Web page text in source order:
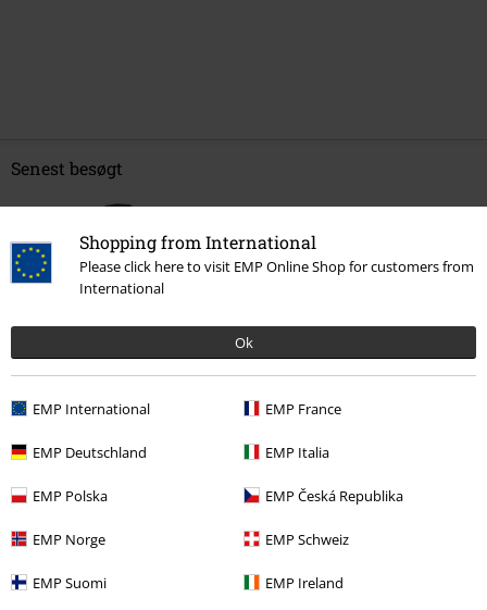
Shopping from International
Please click here to visit EMP Online Shop for customers from
International
Ok
EMP International EMP France
EMP Deutschland EMP Italia
EMP Polska EMP Česká Republika
EMP Norge EMP Schweiz
EMP Suomi EMP Ireland
Senest besøgt
kr 349.95
More categories. More options.
Udsalg % Tøj Overgangsjakker
Udsalg % OUTLET